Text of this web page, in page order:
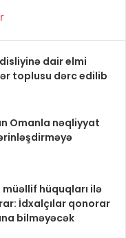
dair elmi
toplusu dərc edilib
Omanla nəqliyyat
hüquqları ilə
İdxalçılar qonorar
bilməyəcək